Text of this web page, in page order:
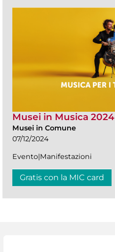
Musei in Musica 2024
Musei in Comune
07/12/2024
Evento|Manifestazioni
Gratis con la MIC card